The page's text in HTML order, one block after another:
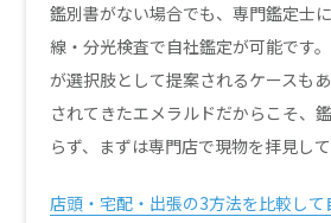
鑑別書がない場合でも、専門鑑定士
線・分光検査で自社鑑定が可能です
が選択肢として提案されるケースも
されてきたエメラルドだからこそ、
らず、まずは専門店で現物を拝見して
店頭・宅配・出張の3方法を比較し